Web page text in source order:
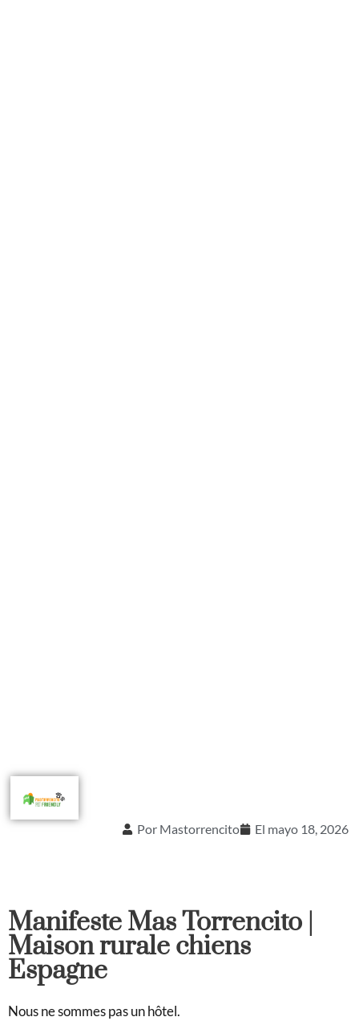
Por Mastorrencito El mayo 18, 2026
Manifeste Mas Torrencito |
Maison rurale chiens
Espagne
Nous ne sommes pas un hôtel.